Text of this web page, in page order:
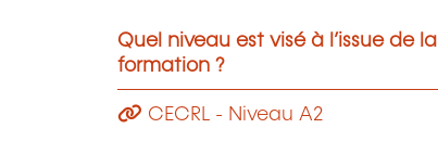
Quel niveau est visé à l’issue de la
formation ?
CECRL - Niveau A2